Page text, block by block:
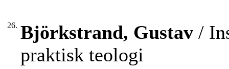
26. Björkstrand, Gustav /
praktisk teologi